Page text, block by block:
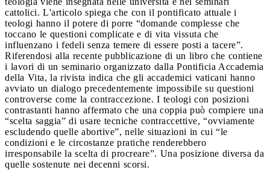
cattolici. L'articolo spiega che con il pontificato attuale i
teologi hanno il potere di porre “domande complesse che
toccano le questioni complicate e di vita vissuta che
influenzano i fedeli senza temere di essere posti a tacere”.
Riferendosi alla recente pubblicazione di un libro che contiene
i lavori di un seminario organizzato dalla Pontificia Accademia
della Vita, la rivista indica che gli accademici vaticani hanno
avviato un dialogo precedentemente impossibile su questioni
controverse come la contraccezione. I teologi con posizioni
contrastanti hanno affermato che una coppia può compiere una
“scelta saggia” di usare tecniche contraccettive, “ovviamente
escludendo quelle abortive”, nelle situazioni in cui “le
condizioni e le circostanze pratiche renderebbero
irresponsabile la scelta di procreare”. Una posizione diversa da
quelle sostenute nei decenni scorsi.